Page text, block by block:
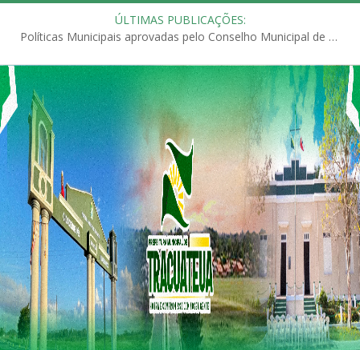
ÚLTIMAS PUBLICAÇÕES:
Políticas Municipais aprovadas pelo Conselho Municipal de Educação (CME)